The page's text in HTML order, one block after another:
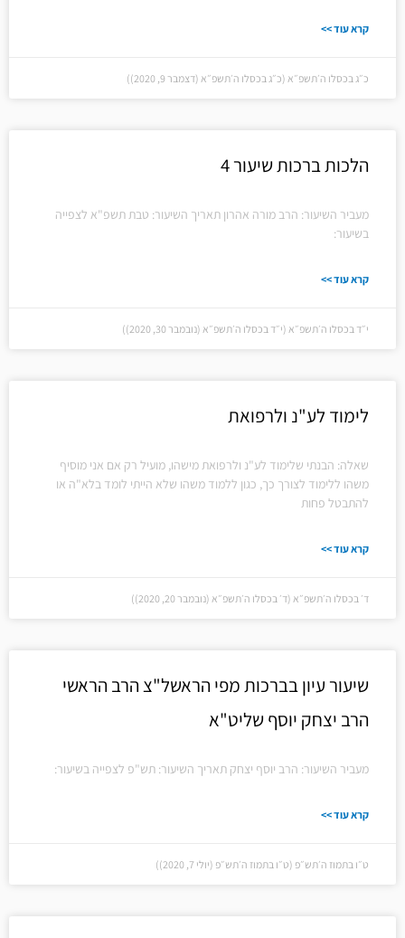
קרא עוד >>
כ״ג בכסלו ה׳תשפ״א (כ״ג בכסלו ה׳תשפ״א (דצמבר 9, 2020))
הלכות ברכות שיעור 4
מעביר השיעור: הרב מורה אהרון תאריך השיעור: טבת תשפ"א לצפייה
בשיעור:
קרא עוד >>
י״ד בכסלו ה׳תשפ״א (י״ד בכסלו ה׳תשפ״א (נובמבר 30, 2020))
לימוד לע"נ ולרפואת
שאלה: הבנתי שלימוד לע"נ ולרפואת מישהו, מועיל רק אם אני מוסיף
משהו ללימוד לצורך כך, כגון ללמוד משהו שלא הייתי לומד בלא"ה או
להתבטל פחות
קרא עוד >>
ד׳ בכסלו ה׳תשפ״א (ד׳ בכסלו ה׳תשפ״א (נובמבר 20, 2020))
שיעור עיון בברכות מפי הראשל"צ הרב הראשי
הרב יצחק יוסף שליט"א
מעביר השיעור: הרב יוסף יצחק תאריך השיעור: תש"פ לצפייה בשיעור:
קרא עוד >>
ט״ו בתמוז ה׳תש״פ (ט״ו בתמוז ה׳תש״פ (יולי 7, 2020))